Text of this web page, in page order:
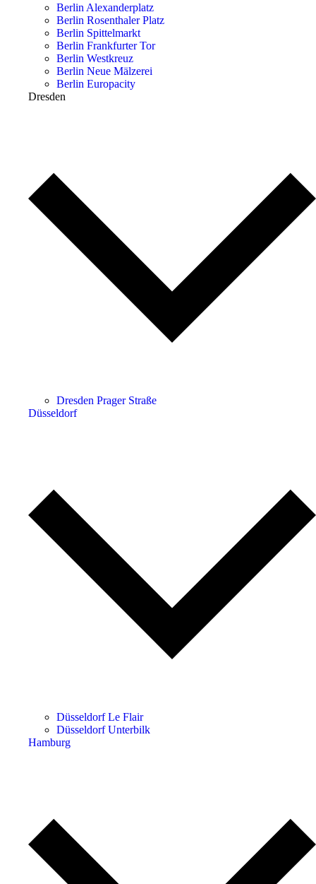
Berlin Alexanderplatz
Berlin Rosenthaler Platz
Berlin Spittelmarkt
Berlin Frankfurter Tor
Berlin Westkreuz
Berlin Neue Mälzerei
Berlin Europacity
Dresden
Dresden Prager Straße
Düsseldorf
Düsseldorf Le Flair
Düsseldorf Unterbilk
Hamburg